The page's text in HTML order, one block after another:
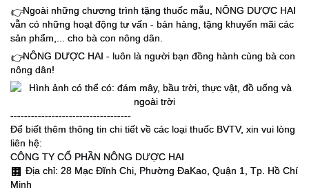
👉Ngoài những chương trình tặng thuốc mẫu, NÔNG DƯỢC HAI
vẫn có những hoạt động tư vấn - bán hàng, tặng khuyến mãi các
sản phẩm,... cho bà con nông dân.
👉NÔNG DƯỢC HAI - luôn là người bạn đồng hành cùng bà con
nông dân!
-----------------------------------
Để biết thêm thông tin chi tiết về các loại thuốc BVTV, xin vui lòng
liên hệ:
CÔNG TY CỔ PHẦN NÔNG DƯỢC HAI
🏢 Địa chỉ: 28 Mạc Đĩnh Chi, Phường ĐaKao, Quận 1, Tp. Hồ Chí
Minh